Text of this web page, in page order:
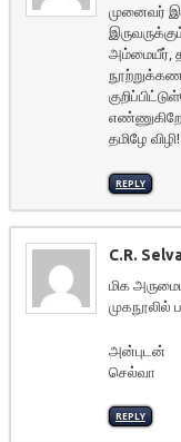
முனைவர்
அம்மையீர்,
தமிழே
REPLY
C.R.
மிக
முகநூலில்
அன்புடன்
செல்வா
REPLY